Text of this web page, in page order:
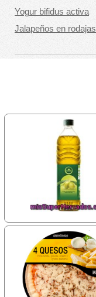
Yogur bifidus activa
Jalapeños en rodajas